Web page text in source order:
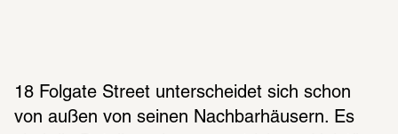
18 Folgate Street unterscheidet sich schon
von außen von seinen Nachbarhäusern. Es